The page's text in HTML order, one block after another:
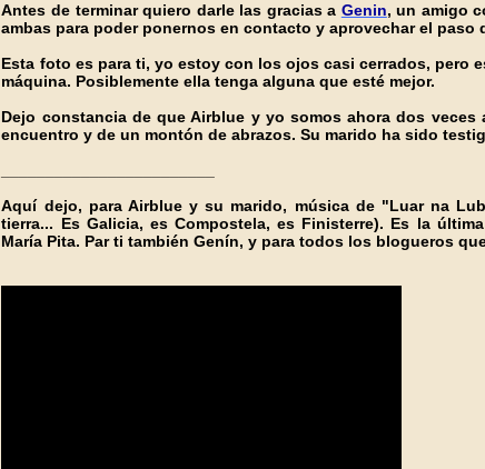
Antes de terminar quiero darle las gracias a Genin, un amigo
ambas para poder ponernos en contacto y aprovechar el
Esta foto es para ti, yo estoy con los ojos casi cerrados, pero
máquina. Posiblemente ella tenga alguna que esté mejor.
Dejo constancia de que Airblue y yo somos ahora dos
encuentro y de un montón de abrazos. Su marido ha sido
Aquí dejo, para Airblue y su marido, música de "Luar na
tierra... Es Galicia, es Compostela, es Finisterre). Es la
María Pita. Par ti también Genín, y para todos los blogueros